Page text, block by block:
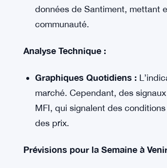
risques potentiels.
sommet du marché pour
Sentiment du Marché :Le
données de Santiment, mettant
communauté.
Analyse Technique :